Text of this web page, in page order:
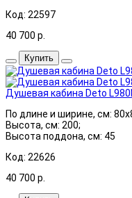
Код: 22597
40 700 р.
Купить
Душевая кабина Deto
По длине и ширине, см:
Высота, см: 200;
Высота поддона, см: 45
Код: 22626
40 700 р.